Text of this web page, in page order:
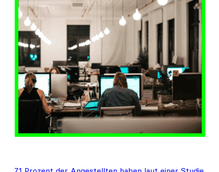
Angestellten
fürchten?